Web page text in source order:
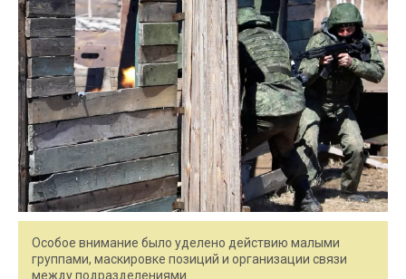
Особое внимание было уделено действию малыми
группами, маскировке позиций и организации связи
между подразделениями.